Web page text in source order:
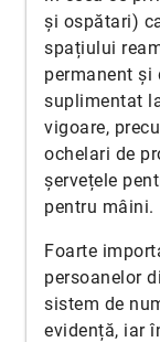
și ospătari)
spațiului
permanent și
suplimentat
vigoare,
ochelari de
șervețele
pentru mâini.
Foarte
persoanelor
sistem de
evidență, iar